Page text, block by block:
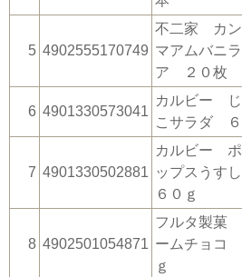
5 4902555170749
不二家 カン
マアムバニ
ア ２０枚
6 4901330573041
カルビー じ
こサラダ ６
7 4901330502881
カルビー ポ
ップスうす
６０ｇ
8 4902501054871
フルタ製菓
ームチョコ
ｇ